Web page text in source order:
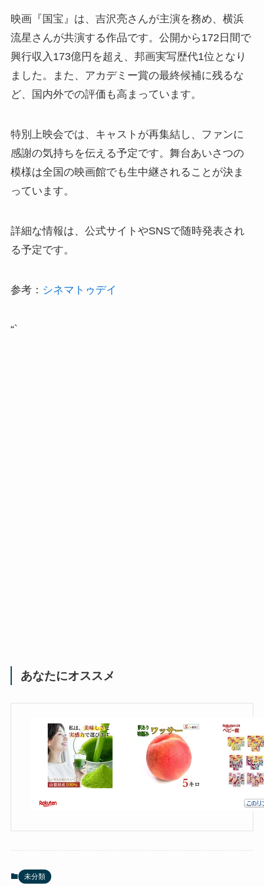
映画『国宝』は、吉沢亮さんが主演を務め、横浜
流星さんが共演する作品です。公開から172日間で
興行収入173億円を超え、邦画実写歴代1位となり
ました。また、アカデミー賞の最終候補に残るな
ど、国内外での評価も高まっています。
特別上映会では、キャストが再集結し、ファンに
感謝の気持ちを伝える予定です。舞台あいさつの
模様は全国の映画館でも生中継されることが決ま
っています。
詳細な情報は、公式サイトやSNSで随時発表され
る予定です。
参考： シネマトゥデイ
“`
あなたにオススメ
未分類